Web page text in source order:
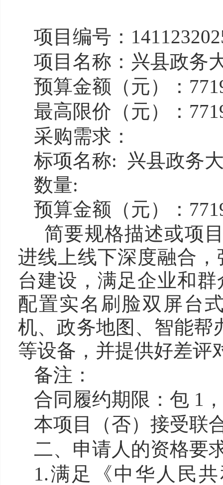
项目编号：
项目名称：兴县政务
预算金额（元）：
最高限价（元）：
采购需求：
标项名称: 兴县政务
数量:
预算金额（元）：
简要规格描述或项
进线上线下深度融合
台建设，满足企业和
配置实名刷脸双屏台
机、政务地图、智能帮
等设备，并提供好差
备注：
合同履约期限：包 1
本项目（否）接受联
二、申请人的资格要
1.满足《中华人民